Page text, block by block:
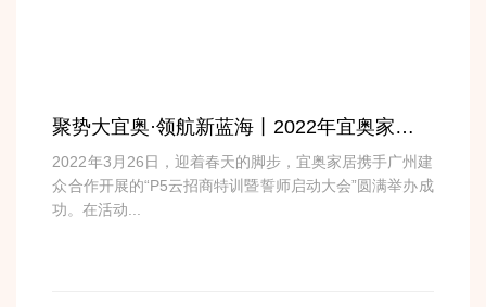
聚势大宜奥·领航新蓝海丨2022年宜奥家居云展会暨春季选商大会
2022年3月26日，迎着春天的脚步，宜奥家居携手广州建
众合作开展的“P5云招商特训暨誓师启动大会”圆满举办成
功。在活动...